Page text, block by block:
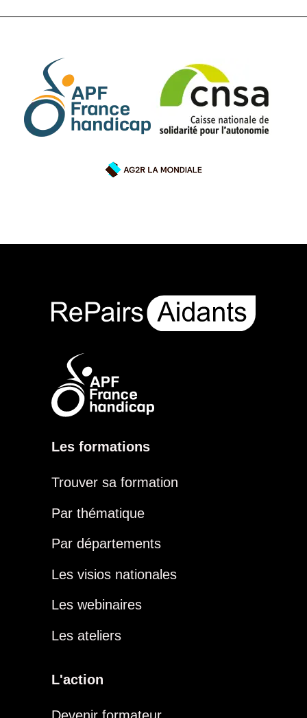
Les formations
Trouver sa formation
Par thématique
Par départements
Les visios nationales
Les webinaires
Les ateliers
L'action